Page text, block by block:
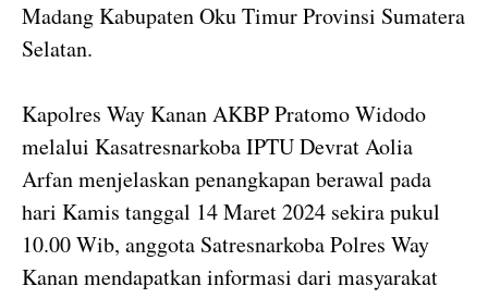
Madang Kabupaten Oku Timur Provinsi Sumatera
Selatan.
Kapolres Way Kanan AKBP Pratomo Widodo
melalui Kasatresnarkoba IPTU Devrat Aolia
Arfan menjelaskan penangkapan berawal pada
hari Kamis tanggal 14 Maret 2024 sekira pukul
10.00 Wib, anggota Satresnarkoba Polres Way
Kanan mendapatkan informasi dari masyarakat